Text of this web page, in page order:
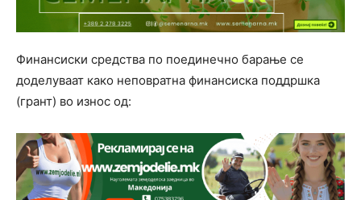
Финансиски средства по поединечно барање се
доделуваат како неповратна финансиска поддршка
(грант) во износ од: